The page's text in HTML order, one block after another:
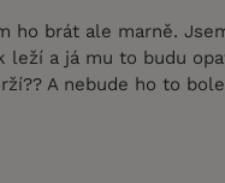
ho brát ale marně.
leží a já mu to budu
A nebude ho to